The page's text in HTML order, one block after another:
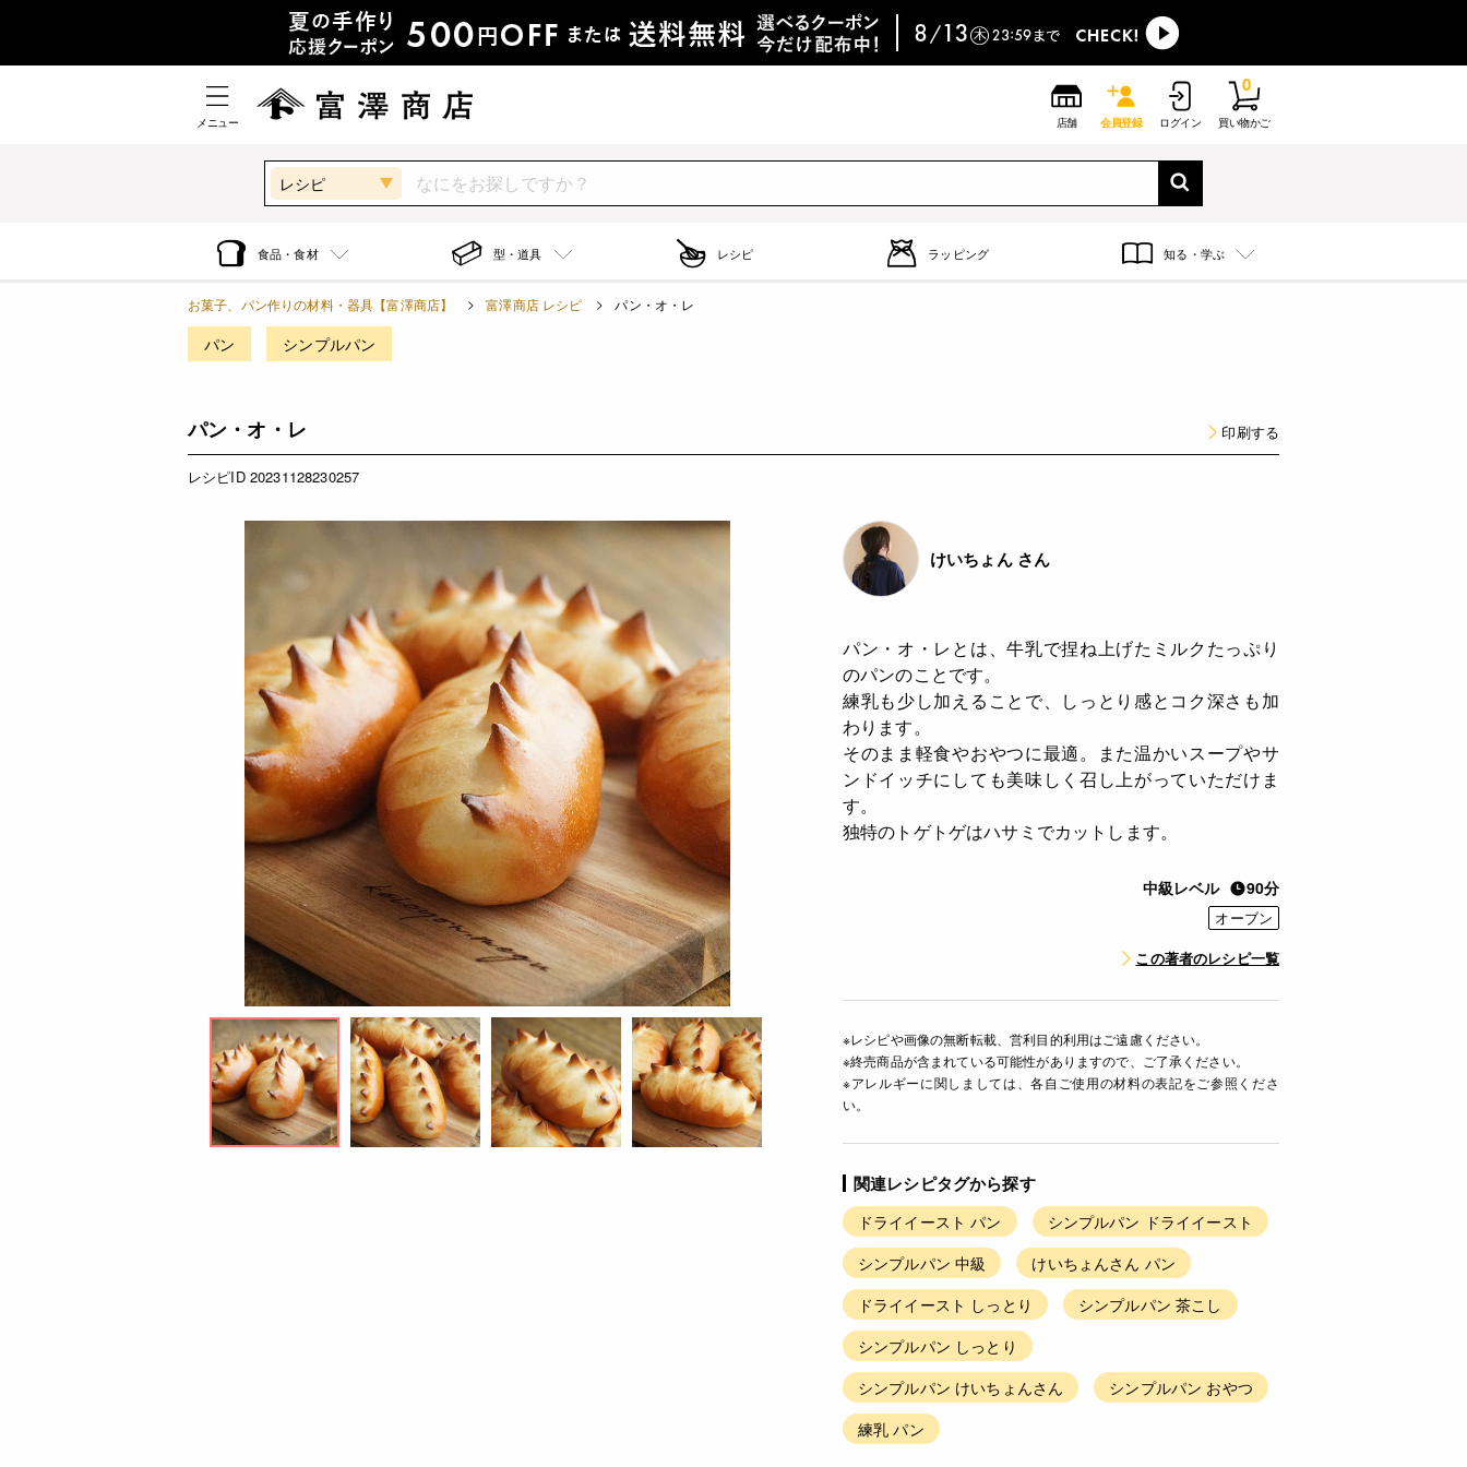
メニュー 店舗 会員登録 ログイン 買い物かご
0
レシピ
食品・食材 型・道具 レシピ ラッピング 知る・学ぶ
お菓子、パン作りの材料・器具【富澤商店】 富澤商店 レシピ パン・オ・レ
パン シンプルパン
パン・オ・レ 印刷する
レシピID 20231128230257
けいちょん さん
パン・オ・レとは、牛乳で捏ね上げたミルクたっぷり
のパンのことです。
練乳も少し加えることで、しっとり感とコク深さも加
わります。
そのまま軽食やおやつに最適。また温かいスープやサ
ンドイッチにしても美味しく召し上がっていただけま
す。
独特のトゲトゲはハサミでカットします。
中級レベル 90分
オーブン
この著者のレシピ一覧
※レシピや画像の無断転載、営利目的利用はご遠慮ください。
※終売商品が含まれている可能性がありますので、ご了承ください。
※アレルギーに関しましては、各自ご使用の材料の表記をご参照くださ
い。
関連レシピタグから探す
ドライイースト パン
シンプルパン ドライイースト
シンプルパン 中級
けいちょんさん パン
ドライイースト しっとり
シンプルパン 茶こし
シンプルパン しっとり
シンプルパン けいちょんさん
シンプルパン おやつ
練乳 パン